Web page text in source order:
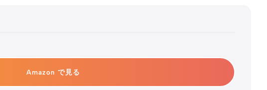
Amazon で見る